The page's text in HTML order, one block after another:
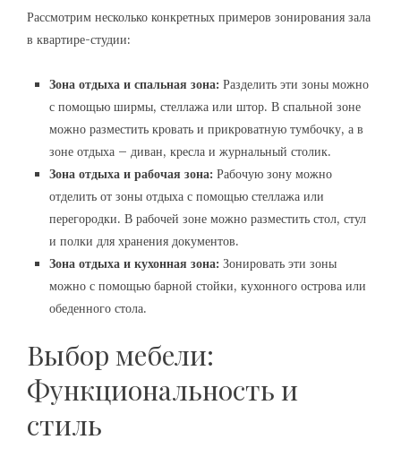
Рассмотрим несколько конкретных примеров зонирования зала
в квартире-студии:
Зона отдыха и спальная зона: Разделить эти зоны можно
с помощью ширмы, стеллажа или штор. В спальной зоне
можно разместить кровать и прикроватную тумбочку, а в
зоне отдыха – диван, кресла и журнальный столик.
Зона отдыха и рабочая зона: Рабочую зону можно
отделить от зоны отдыха с помощью стеллажа или
перегородки. В рабочей зоне можно разместить стол, стул
и полки для хранения документов.
Зона отдыха и кухонная зона: Зонировать эти зоны
можно с помощью барной стойки, кухонного острова или
обеденного стола.
Выбор мебели:
Функциональность и
стиль